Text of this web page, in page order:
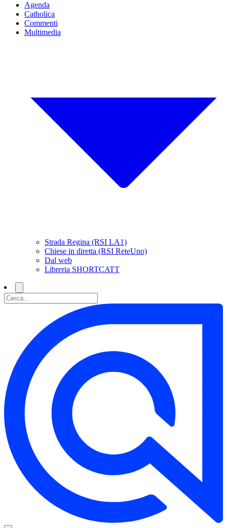
Agenda
Catholica
Commenti
Multimedia
Strada Regina (RSI LA1)
Chiese in diretta (RSI ReteUno)
Dal web
Libreria SHORTCATT